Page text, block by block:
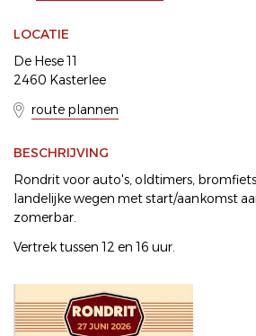
LOCATIE
De Hese 11
2460 Kasterlee
route plannen
BESCHRIJVING
Rondrit voor auto's, oldtimers,
landelijke wegen met start/aankomst
zomerbar.
Vertrek tussen 12 en 16 uur.